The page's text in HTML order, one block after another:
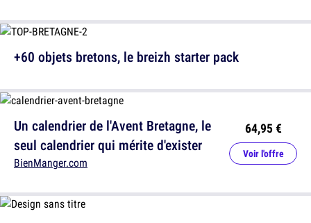
Un calendrier de l'Avent Bretagne, le
seul calendrier qui mérite d'exister
BienManger.com
64,95 €
Voir l'offre
+60 objets bretons, le breizh starter pack